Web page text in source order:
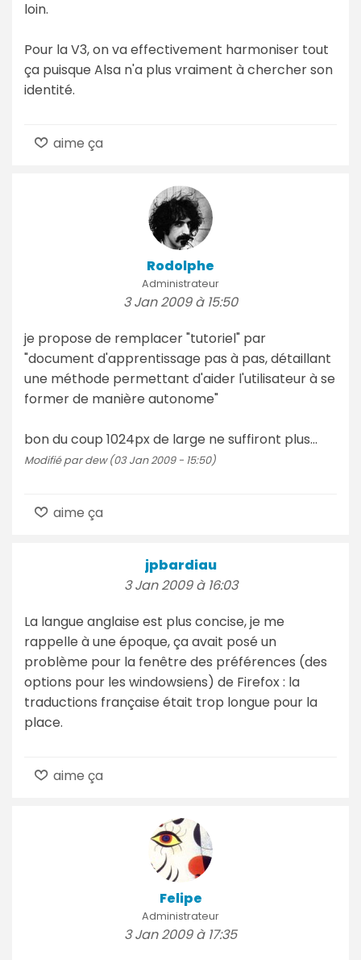
loin.
Pour la V3, on va effectivement harmoniser tout
ça puisque Alsa n'a plus vraiment à chercher son
identité.
aime ça
Rodolphe
Administrateur
3 Jan 2009 à 15:50
je propose de remplacer "tutoriel" par
"document d'apprentissage pas à pas, détaillant
une méthode permettant d'aider l'utilisateur à se
former de manière autonome"
bon du coup 1024px de large ne suffiront plus...
Modifié par dew (03 Jan 2009 - 15:50)
aime ça
jpbardiau
3 Jan 2009 à 16:03
La langue anglaise est plus concise, je me
rappelle à une époque, ça avait posé un
problème pour la fenêtre des préférences (des
options pour les windowsiens) de Firefox : la
traductions française était trop longue pour la
place.
aime ça
Felipe
Administrateur
3 Jan 2009 à 17:35